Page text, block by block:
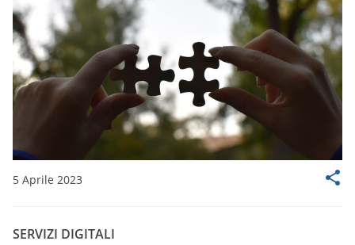
5 Aprile 2023
SERVIZI DIGITALI